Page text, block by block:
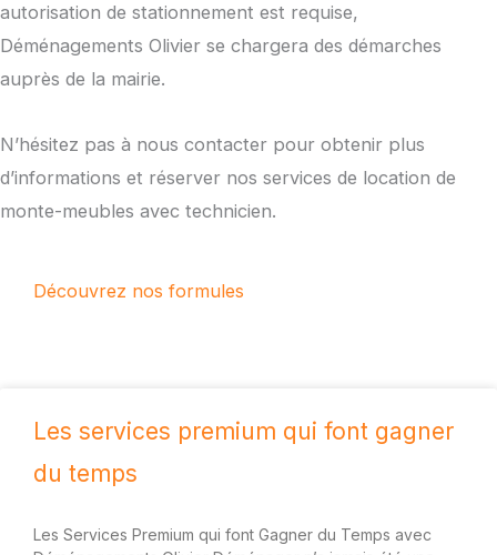
autorisation de stationnement est requise,
Déménagements Olivier se chargera des démarches
auprès de la mairie.
N’hésitez pas à nous contacter pour obtenir plus
d’informations et réserver nos services de location de
monte-meubles avec technicien.
Découvrez nos formules
Les services premium qui font gagner
du temps
Les Services Premium qui font Gagner du Temps avec